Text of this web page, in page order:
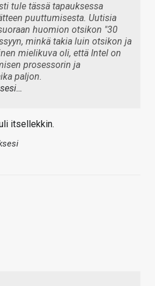
tule tässä tapauksessa
puuttumisesta. Uutisia
huomion otsikon "30
minkä takia luin otsikon ja
mielikuva oli, että Intel on
prosessorin ja
paljon.
itsellekkin.